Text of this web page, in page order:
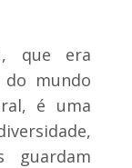
que era
mundo
é uma
guardam